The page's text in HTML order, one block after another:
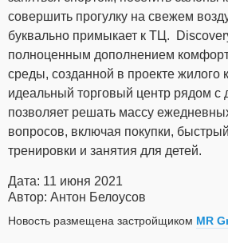
совершить прогулку на свежем
буквально примыкает к ТЦ.
полноценным дополнением
среды, созданной в проекте жилого
идеальный торговый центр рядом с
позволяет решать массу
вопросов, включая покупки,
тренировки и занятия для детей.
Дата: 11 июня 2021
Автор: Антон Белоусов
Новость размещена застройщиком MR